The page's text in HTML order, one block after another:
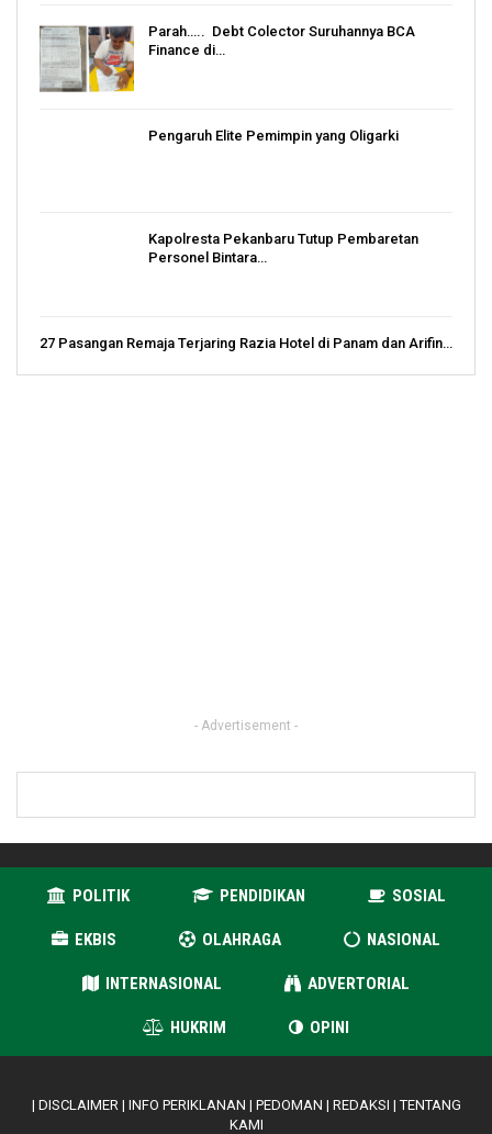
Parah….. Debt Colector Suruhannya BCA
Finance di…
Pengaruh Elite Pemimpin yang Oligarki
Kapolresta Pekanbaru Tutup Pembaretan
Personel Bintara…
27 Pasangan Remaja Terjaring Razia Hotel di Panam dan Arifin…
- Advertisement -
POLITIK PENDIDIKAN SOSIAL
EKBIS OLAHRAGA NASIONAL
INTERNASIONAL ADVERTORIAL
HUKRIM OPINI
| DISCLAIMER | INFO PERIKLANAN | PEDOMAN | REDAKSI |TENTANG
KAMI